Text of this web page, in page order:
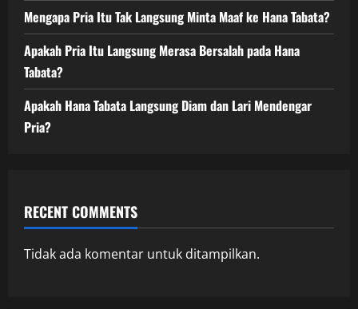
Mengapa Pria Itu Tak Langsung Minta Maaf ke Hana Tabata?
Apakah Pria Itu Langsung Merasa Bersalah pada Hana
Tabata?
Apakah Hana Tabata Langsung Diam dan Lari Mendengar
Pria?
RECENT COMMENTS
Tidak ada komentar untuk ditampilkan.